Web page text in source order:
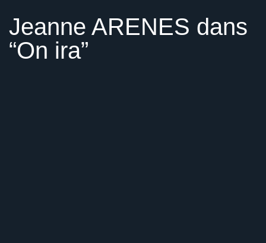
Jeanne ARENES dans
“On ira”